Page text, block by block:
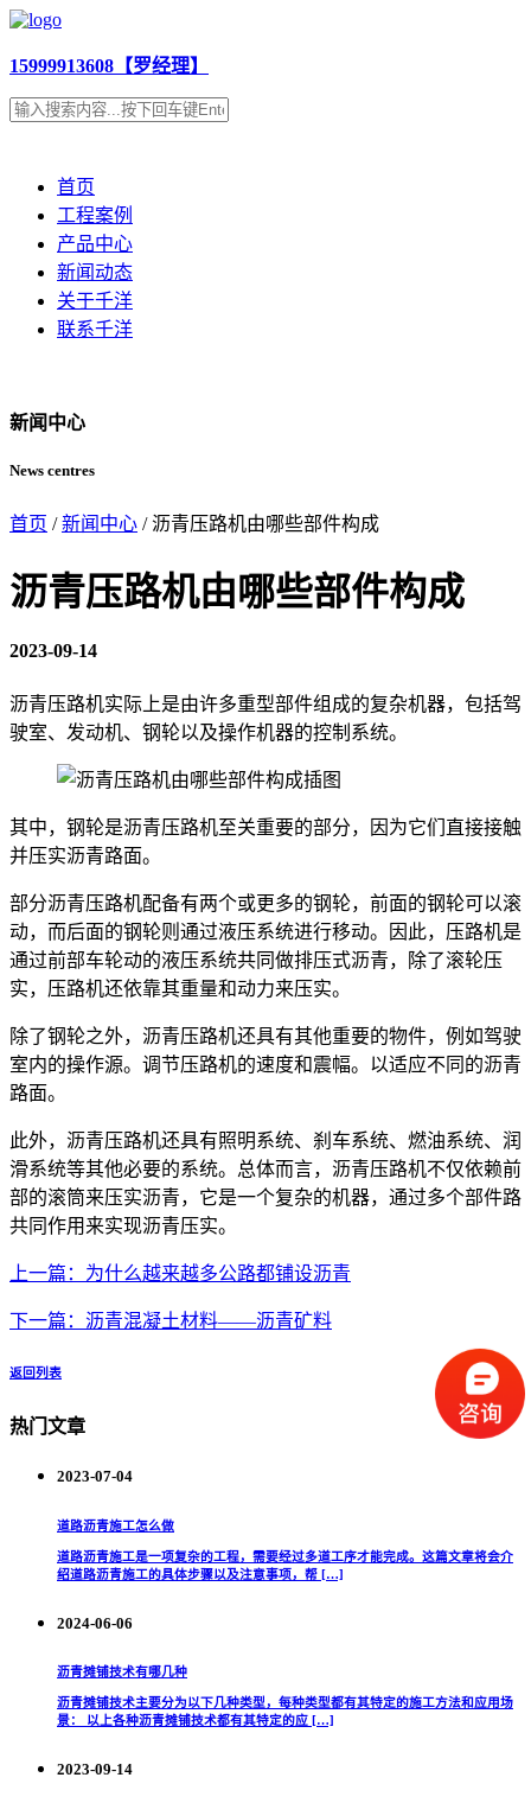
15999913608【罗经理】
首页
工程案例
产品中心
新闻动态
关于千洋
联系千洋
新闻中心
News centres
首页 /新闻中心 / 沥青压路机由哪些部件构成
沥青压路机由哪些部件构成
2023-09-14
沥青压路机实际上是由许多重型部件组成的复杂机器，包括驾
驶室、发动机、钢轮以及操作机器的控制系统。
其中，钢轮是沥青压路机至关重要的部分，因为它们直接接触
并压实沥青路面。
部分沥青压路机配备有两个或更多的钢轮，前面的钢轮可以滚
动，而后面的钢轮则通过液压系统进行移动。因此，压路机是
通过前部车轮动的液压系统共同做排压式沥青，除了滚轮压
实，压路机还依靠其重量和动力来压实。
除了钢轮之外，沥青压路机还具有其他重要的物件，例如驾驶
室内的操作源。调节压路机的速度和震幅。以适应不同的沥青
路面。
此外，沥青压路机还具有照明系统、刹车系统、燃油系统、润
滑系统等其他必要的系统。总体而言，沥青压路机不仅依赖前
部的滚筒来压实沥青，它是一个复杂的机器，通过多个部件路
共同作用来实现沥青压实。
上一篇： 为什么越来越多公路都铺设沥青
下一篇： 沥青混凝土材料——沥青矿料
返回列表
热门文章
2023-07-04
道路沥青施工怎么做
道路沥青施工是一项复杂的工程，需要经过多道工序才能完成。这篇文章将会介
绍道路沥青施工的具体步骤以及注意事项，帮 […]
2024-06-06
沥青摊铺技术有哪几种
沥青摊铺技术主要分为以下几种类型，每种类型都有其特定的施工方法和应用场
景： 以上各种沥青摊铺技术都有其特定的应 […]
2023-09-14